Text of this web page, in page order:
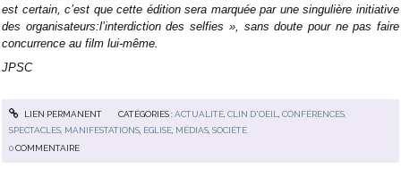
est certain, c’est que cette édition sera marquée par une singulière initiative
des organisateurs:l’interdiction des selfies », sans doute pour ne pas faire
concurrence au film lui-même.
JPSC
LIEN PERMANENT CATÉGORIES :ACTUALITÉ, CLIN D'OEIL
CONFÉRENCES,
SPECTACLES, MANIFESTATIONS EGLISE MÉDIAS ,SOCIÉTÉ
0COMMENTAIRE